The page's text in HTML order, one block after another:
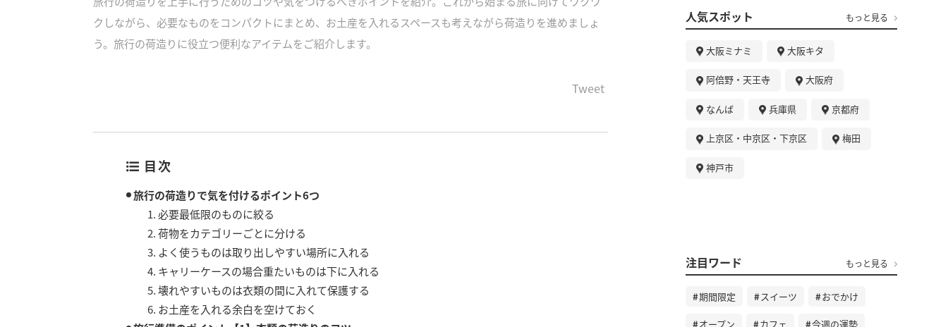
クしながら、必要なものをコンパクトにまとめ、お土産を入れるスペースも考えながら荷造りを進めましょ
う。旅行の荷造りに役立つ便利なアイテムをご紹介します。
Tweet
目次
旅行の荷造りで気を付けるポイント6つ
1. 必要最低限のものに絞る
2. 荷物をカテゴリーごとに分ける
3. よく使うものは取り出しやすい場所に入れる
4. キャリーケースの場合重たいものは下に入れる
5. 壊れやすいものは衣類の間に入れて保護する
6. お土産を入れる余白を空けておく
人気スポット もっと見る
大阪ミナミ 大阪キタ
阿倍野・天王寺 大阪府
なんば 兵庫県 京都府
上京区・中京区・下京区 梅田
神戸市
注目ワード もっと見る
期間限定 スイーツ おでかけ
オープン カフェ 今週の運勢